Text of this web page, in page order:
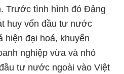
Trước tình hình đó Đảng
huy vốn đầu tư nước
hiện đại hoá, khuyến
nghiệp vừa và nhỏ
tư nước ngoài vào Việt